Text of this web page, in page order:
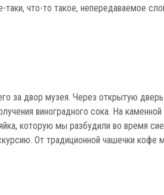
что-то такое, непередаваемое
за двор музея. Через открытую
виноградного сока. На
которую мы разбудили во время
От традиционной чашечки кофе